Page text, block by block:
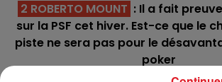
2 ROBERTO MOUNT : Il a fait
sur la PSF cet hiver. Est-ce que le
piste ne sera pas pour le
poker